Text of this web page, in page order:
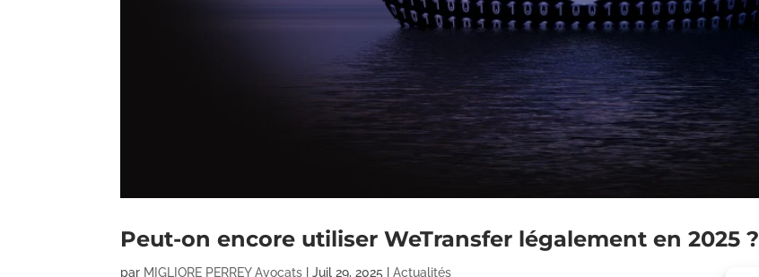
Peut-on encore utiliser WeTransfer légalement en 2025 ?
par MIGLIORE PERREY Avocats |Juil 29, 2025 |Actualités